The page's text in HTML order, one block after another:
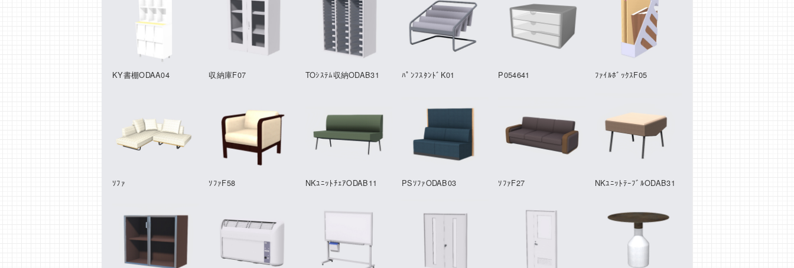
KY書棚ODAA04 収納庫F07 TOｼｽﾃﾑ収納ODAB31 ﾊﾟﾝﾌｽﾀﾝﾄﾞK01 P054641 ﾌｧｲﾙﾎﾞｯｸｽF05
ｿﾌｧ ｿﾌｧF58 NKﾕﾆｯﾄﾁｪｱODAB11 PSｿﾌｧODAB03 ｿﾌｧF27 NKﾕﾆｯﾄﾃｰﾌﾞﾙODAB31